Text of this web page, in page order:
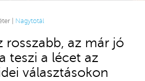
| Nagytotál
rosszabb, az már jó
teszi a lécet az
választásokon